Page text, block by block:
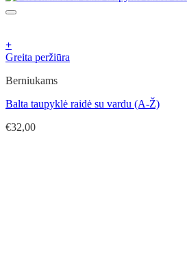
+
This
has
variants.
options
Greita peržiūra
Berniukams
Balta taupyklė raidė su vardu (A-Ž)
€32,00